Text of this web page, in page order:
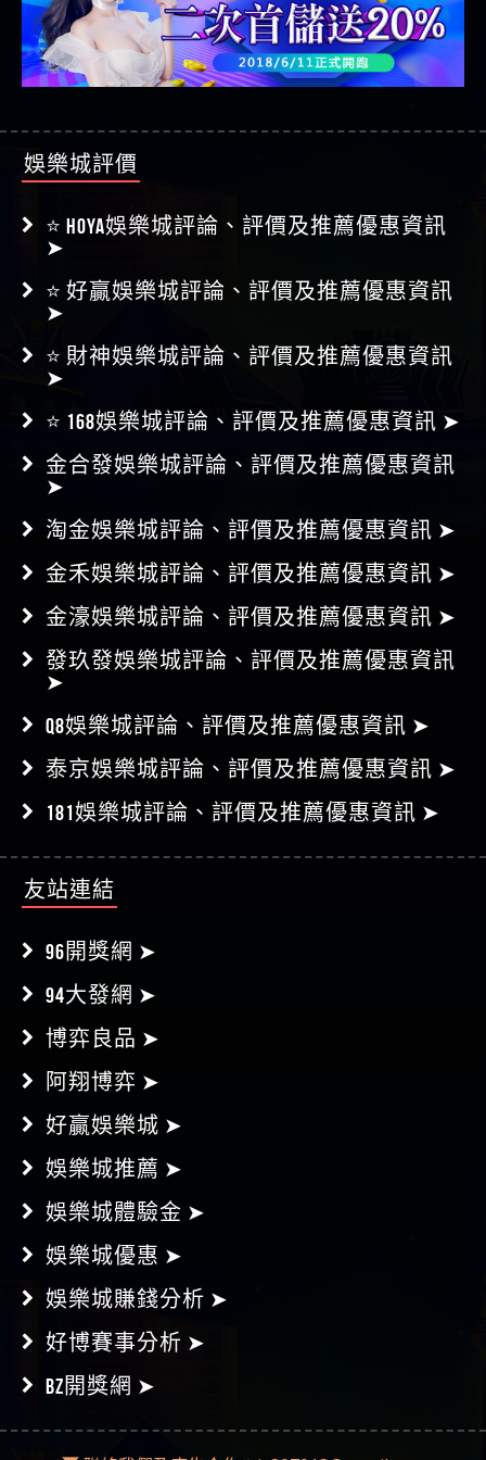
娛樂城評價
⭐ HOYA娛樂城評論、評價及推薦優惠資訊
➤
⭐ 好贏娛樂城評論、評價及推薦優惠資訊
➤
⭐ 財神娛樂城評論、評價及推薦優惠資訊
➤
⭐ 168娛樂城評論、評價及推薦優惠資訊 ➤
金合發娛樂城評論、評價及推薦優惠資訊
➤
淘金娛樂城評論、評價及推薦優惠資訊 ➤
金禾娛樂城評論、評價及推薦優惠資訊 ➤
金濠娛樂城評論、評價及推薦優惠資訊 ➤
發玖發娛樂城評論、評價及推薦優惠資訊
➤
Q8娛樂城評論、評價及推薦優惠資訊 ➤
泰京娛樂城評論、評價及推薦優惠資訊 ➤
181娛樂城評論、評價及推薦優惠資訊 ➤
友站連結
96開獎網 ➤
94大發網 ➤
博弈良品 ➤
阿翔博弈 ➤
好贏娛樂城 ➤
娛樂城推薦 ➤
娛樂城體驗金 ➤
娛樂城優惠 ➤
娛樂城賺錢分析 ➤
好博賽事分析 ➤
BZ開獎網 ➤